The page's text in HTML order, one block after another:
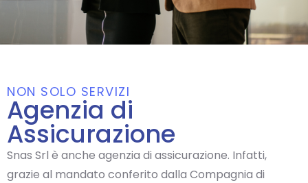
NON SOLO SERVIZI
Agenzia di
Assicurazione
Snas Srl è anche agenzia di assicurazione. Infatti,
grazie al mandato conferito dalla Compagnia di